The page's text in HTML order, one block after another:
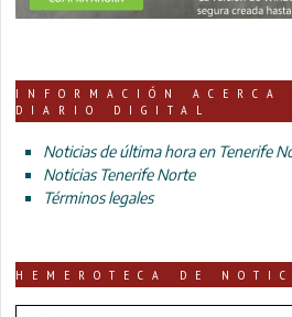
INFORMACIÓN ACERCA
DIARIO DIGITAL
Noticias de última hora en Tenerife
Noticias Tenerife Norte
Términos legales
HEMEROTECA DE